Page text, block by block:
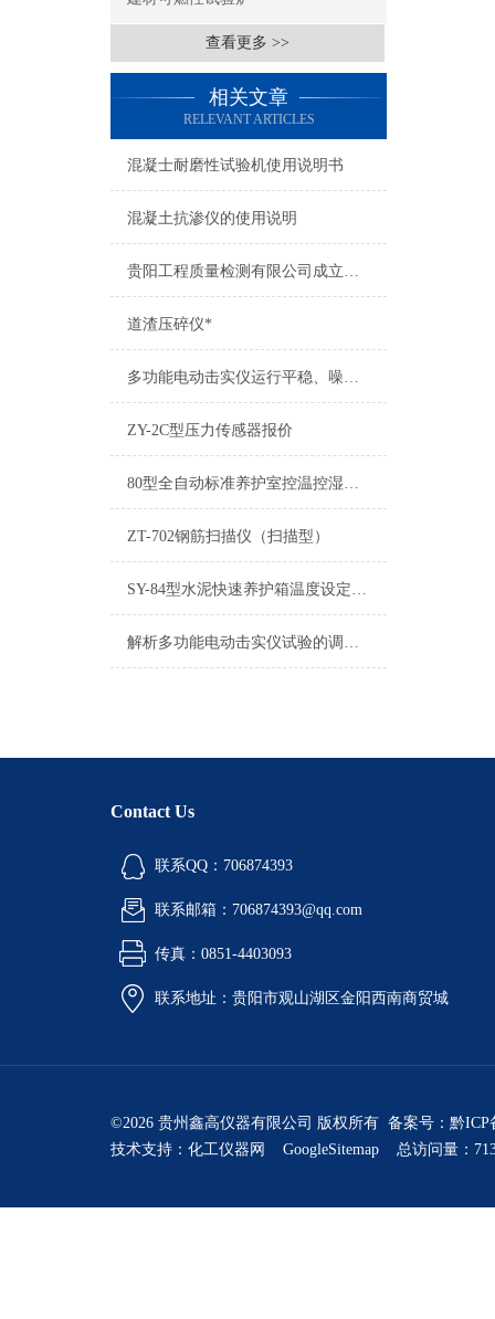
查看更多 >>
相关文章
RELEVANT ARTICLES
混凝士耐磨性试验机使用说明书
混凝土抗渗仪的使用说明
贵阳工程质量检测有限公司成立所需试验仪器清单
道渣压碎仪*
多功能电动击实仪运行平稳、噪音小、经久耐用
ZY-2C型压力传感器报价
80型全自动标准养护室控温控湿设备超声波加湿
ZT-702钢筋扫描仪（扫描型）
SY-84型水泥快速养护箱温度设定方法
解析多功能电动击实仪试验的调整步骤
Contact Us
联系QQ：706874393
联系邮箱：706874393@qq.com
传真：0851-4403093
联系地址：贵阳市观山湖区金阳西南商贸城
©2026 贵州鑫高仪器有限公司 版权所有 备案号： 黔ICP
技术支持： 化工仪器网 GoogleSitemap 总访问量：